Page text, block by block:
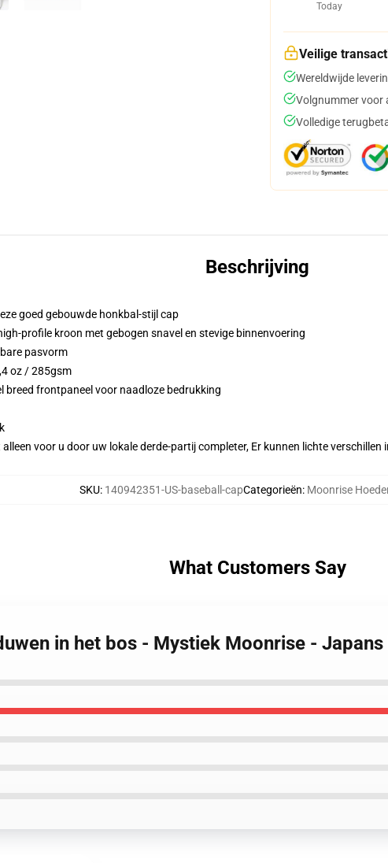
Today
Veilige
Wereldwijde
Volgnummer voor
Volledige
Beschrijving
goed gebouwde honkbal-stijl cap
profile kroon met gebogen snavel en stevige binnenvoering
pasvorm
oz / 285gsm
breed frontpaneel voor naadloze bedrukking
voor u door uw lokale derde-partij completer, Er kunnen lichte
SKU: 140942351-US-baseball-capCategorieën: Moonrise
What Customers Say
in het bos - Mystiek Moonrise -